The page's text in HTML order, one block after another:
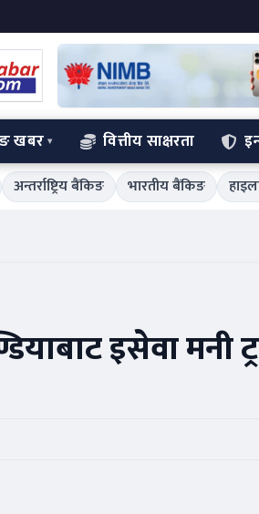
खबर वित्तीय साक्षरता
अन्तर्राष्ट्रिय बैंकिङ भारतीय बैंकिङ
इसेवा मनी